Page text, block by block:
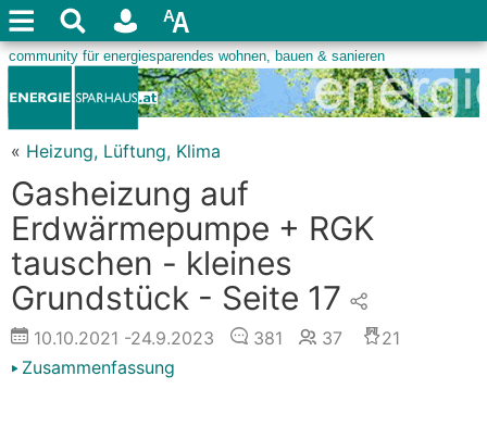
« Heizung, Lüftung, Klima
Gasheizung auf
Erdwärmepumpe + RGK
tauschen - kleines
Grundstück - Seite 17
10.10.2021 -24.9.2023 381 37
21
Zusammenfassung